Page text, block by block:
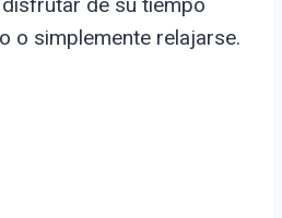
de su tiempo
o simplemente relajarse.